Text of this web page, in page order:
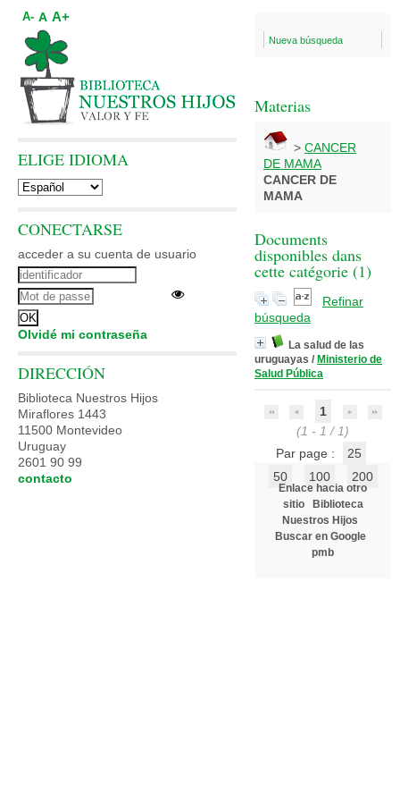
Nueva búsqueda
Materias
> CANCER
DE MAMA
CANCER DE
MAMA
Documents
disponibles dans
cette catégorie (1)
Refinar
búsqueda
La salud de las
uruguayas / Ministerio de
Salud Pública
1
(1 - 1 / 1)
Par page :
25
50
100 200
Enlace hacia otro
sitio
Biblioteca
Nuestros Hijos
Buscar en Google
pmb
A- A A+
ELIGE IDIOMA
CONECTARSE
acceder a su cuenta de usuario
Olvidé mi contraseña
DIRECCIÓN
Biblioteca Nuestros Hijos
Miraflores 1443
11500 Montevideo
Uruguay
2601 90 99
contacto